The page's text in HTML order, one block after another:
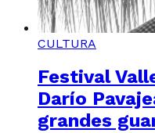
CULTURA
Festival
Darío
grandes